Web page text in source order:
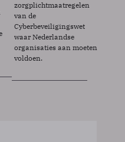
zorgplichtmaatregelen
van de
Cyberbeveiligingswet
waar Nederlandse
organisaties aan moeten
voldoen.